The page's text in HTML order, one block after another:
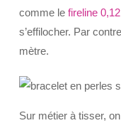
comme le fireline
s’effilocher. Par
mètre.
Sur métier à tisser,